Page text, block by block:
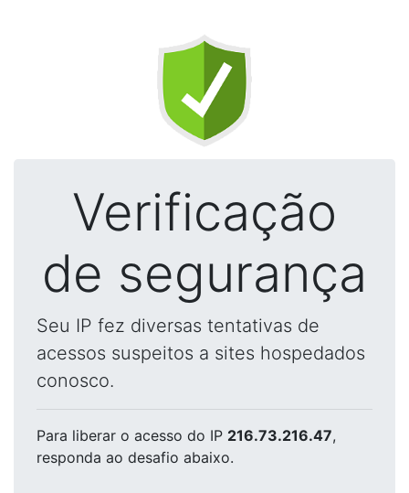
Verificação
de segurança
Seu IP fez diversas tentativas de
acessos suspeitos a sites hospedados
conosco.
Para liberar o acesso do IP 216.73.216.47,
responda ao desafio abaixo.